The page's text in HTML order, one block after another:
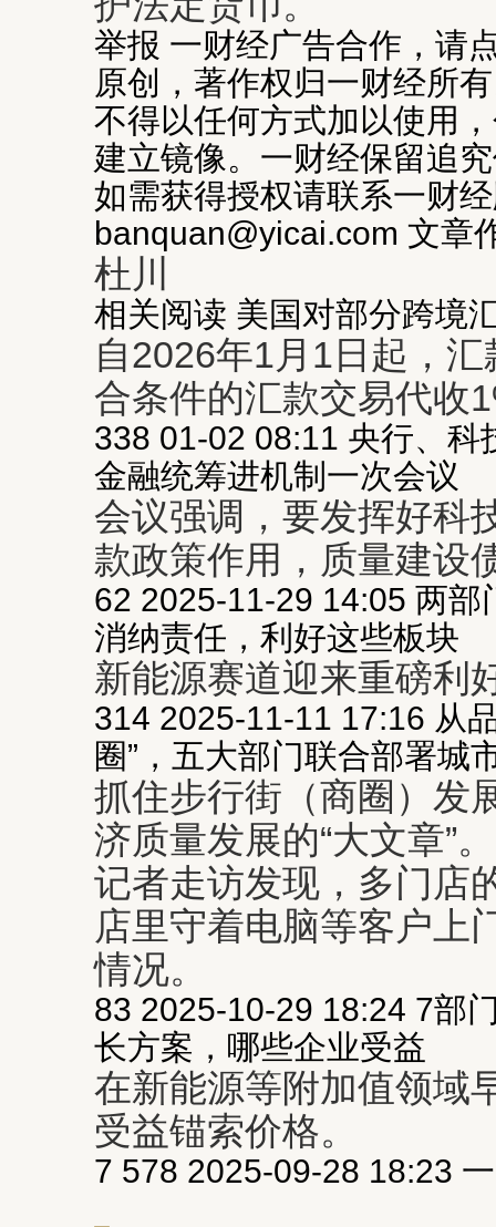
举报 一财经广告合作，请
原创，著作权归一财经所
不得以任何方式加以使用
建立镜像。一财经保留追
如需获得授权请联系一财
banquan@yicai.com 文章
杜川
相关阅读 美国对部分跨境
自2026年1月1日起，
合条件的汇款交易代收
338 01-02 08:11 央行、科
金融统筹进机制一次会议
会议强调，要发挥好科
款政策作用，质量建设
62 2025-11-29 14:05 两部
消纳责任，利好这些板块
新能源赛道迎来重磅利
314 2025-11-11 17:16 从
圈”，五大部门联合部署城
抓住步行街（商圈）发
济质量发展的“大文章”。
记者走访发现，多门店
店里守着电脑等客户上
情况。
83 2025-10-29 18:24 7部
长方案，哪些企业受益
在新能源等附加值领域
受益锚索价格。
7 578 2025-09-28 18:23